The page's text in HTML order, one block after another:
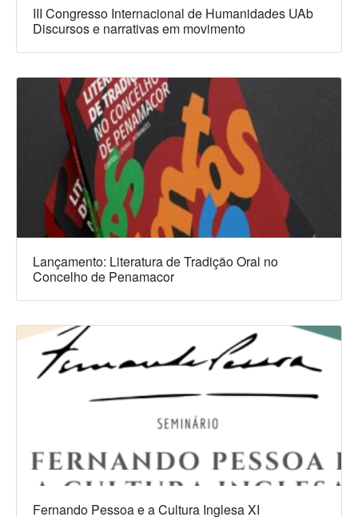
III Congresso Internacional de Humanidades UAb
Discursos e narrativas em movimento
Lançamento: Literatura de Tradição Oral no
Concelho de Penamacor
Fernando Pessoa e a Cultura Inglesa XI